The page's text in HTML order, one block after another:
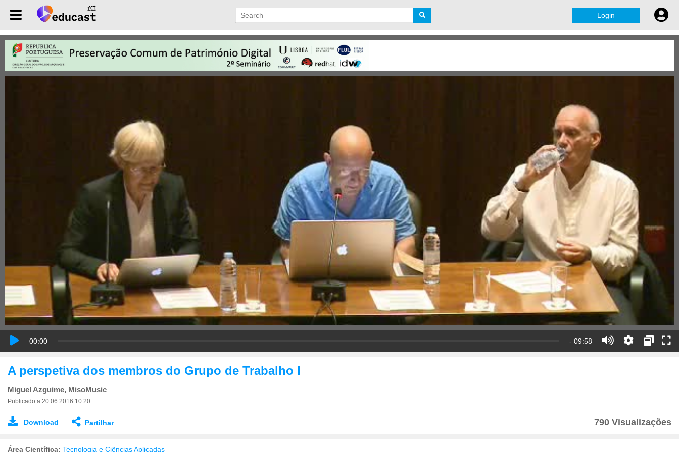
Login
00:00 - 09:58
A perspetiva dos membros do Grupo de Trabalho I
Miguel Azguime, MisoMusic
Publicado a 20.06.2016 10:20
Download Partilhar 790 Visualizações
Área Científica: Tecnologia e Ciências Aplicadas